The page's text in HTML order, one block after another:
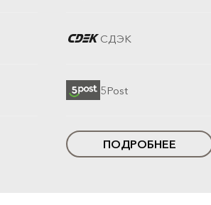
СДЭК
5Post
ПОДРОБНЕЕ